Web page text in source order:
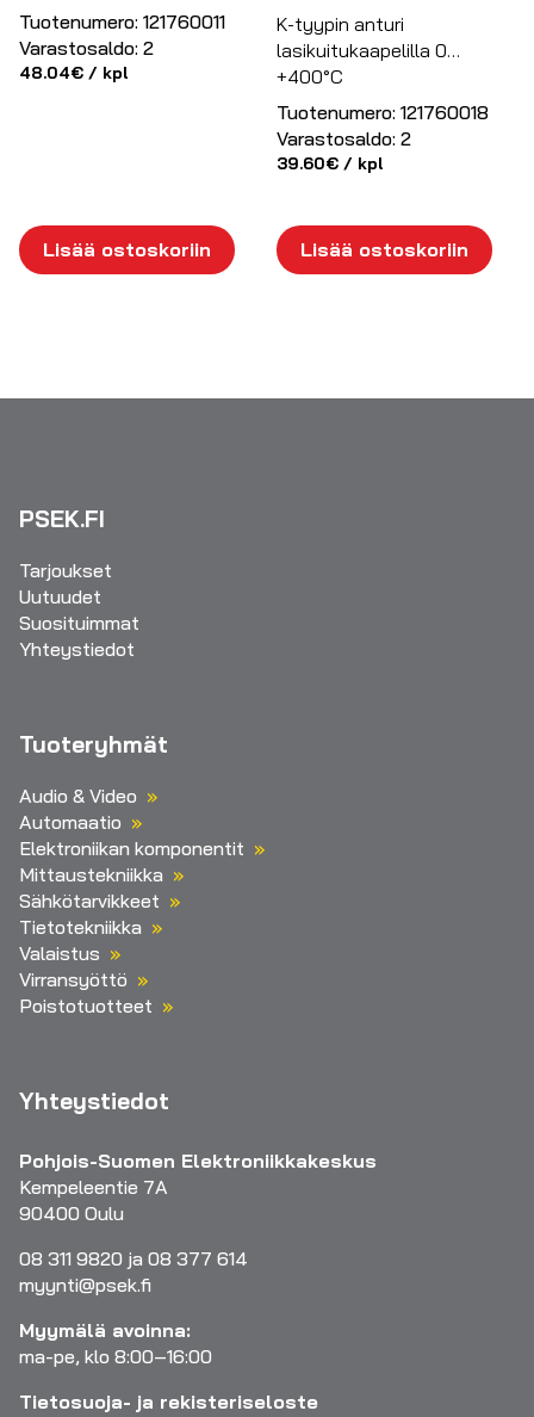
Tuotenumero: 121760011
Varastosaldo: 2
48.04€ / kpl
Lisää ostoskoriin
K-tyypin anturi
lasikuitukaapelilla 0…
+400°C
Tuotenumero: 121760018
Varastosaldo: 2
39.60€ / kpl
Lisää ostoskoriin
PSEK.FI
Tarjoukset
Uutuudet
Suosituimmat
Yhteystiedot
Tuoteryhmät
Audio & Video
Automaatio
Elektroniikan komponentit
Mittaustekniikka
Sähkötarvikkeet
Tietotekniikka
Valaistus
Virransyöttö
Poistotuotteet
Yhteystiedot
Pohjois-Suomen Elektroniikkakeskus
Kempeleentie 7A
90400 Oulu
08 311 9820 ja 08 377 614
myynti@psek.fi
Myymälä avoinna:
ma-pe, klo 8:00–16:00
Tietosuoja- ja rekisteriseloste